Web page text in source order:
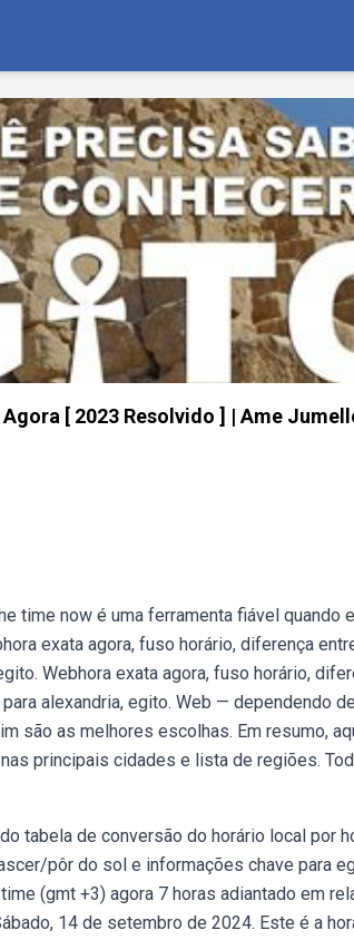
[ 2023 Resolvido ] | Ame
time now é uma ferramenta fiável quando
exata agora, fuso horário, diferença
Webhora exata agora, fuso horário,
alexandria, egito. Web — dependendo
são as melhores escolhas. Em resumo,
principais cidades e lista de regiões.
tabela de conversão do horário local por
pôr do sol e informações chave para
(gmt +3) agora 7 horas adiantado em
14 de setembro de 2024. Este é a